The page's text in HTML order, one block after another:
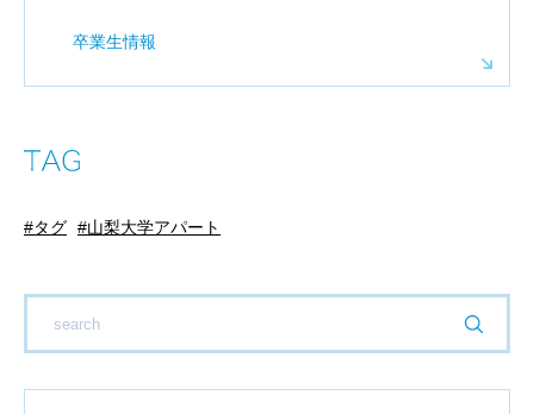
卒業生情報
タグ 山梨大学アパート